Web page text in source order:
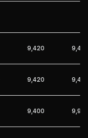
9,420
9,420
9,400